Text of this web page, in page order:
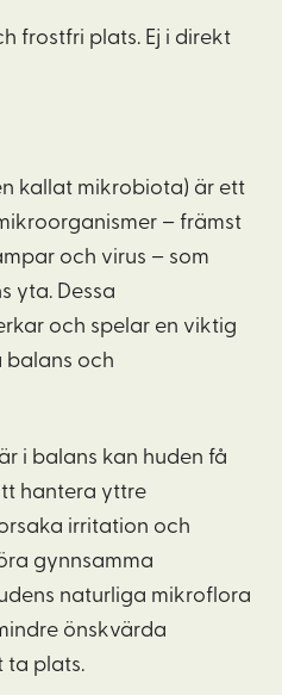
frostfri plats. Ej i direkt
kallat mikrobiota) är ett
– främst
och virus – som
yta. Dessa
och spelar en viktig
balans och
i balans kan huden få
hantera yttre
irritation och
gynnsamma
naturliga mikroflora
önskvärda
ta plats.